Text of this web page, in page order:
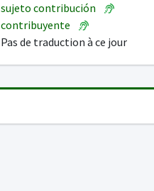
sujeto contribución
contribuyente
Pas de traduction à ce jour